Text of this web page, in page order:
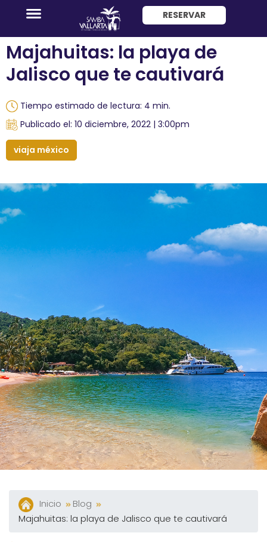
Promociones
Habitaciones
Paquete
Restaurantes
Actividades
Experiencias
Preguntas
Frecuentes
Contacto
Blog
ENG
RESERVAR
Majahuitas: la playa de
Jalisco que te cautivará
Tiempo estimado de lectura: 4 min.
Publicado el: 10 diciembre, 2022 | 3:00pm
viaja méxico
Inicio
Blog
Majahuitas: la playa de Jalisco que te cautivará